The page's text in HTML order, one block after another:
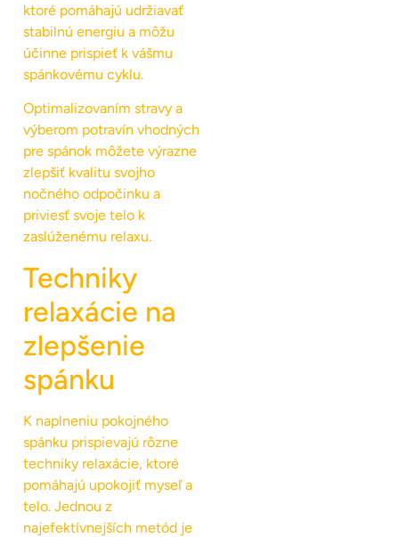
ktoré pomáhajú udržiavať
stabilnú energiu a môžu
účinne prispieť k vášmu
spánkovému cyklu.
Optimalizovaním stravy a
výberom potravín vhodných
pre spánok môžete výrazne
zlepšiť kvalitu svojho
nočného odpočinku a
priviesť svoje telo k
zaslúženému relaxu.
Techniky
relaxácie na
zlepšenie
spánku
K naplneniu pokojného
spánku prispievajú rôzne
techniky relaxácie, ktoré
pomáhajú upokojiť myseľ a
telo. Jednou z
najefektívnejších metód je